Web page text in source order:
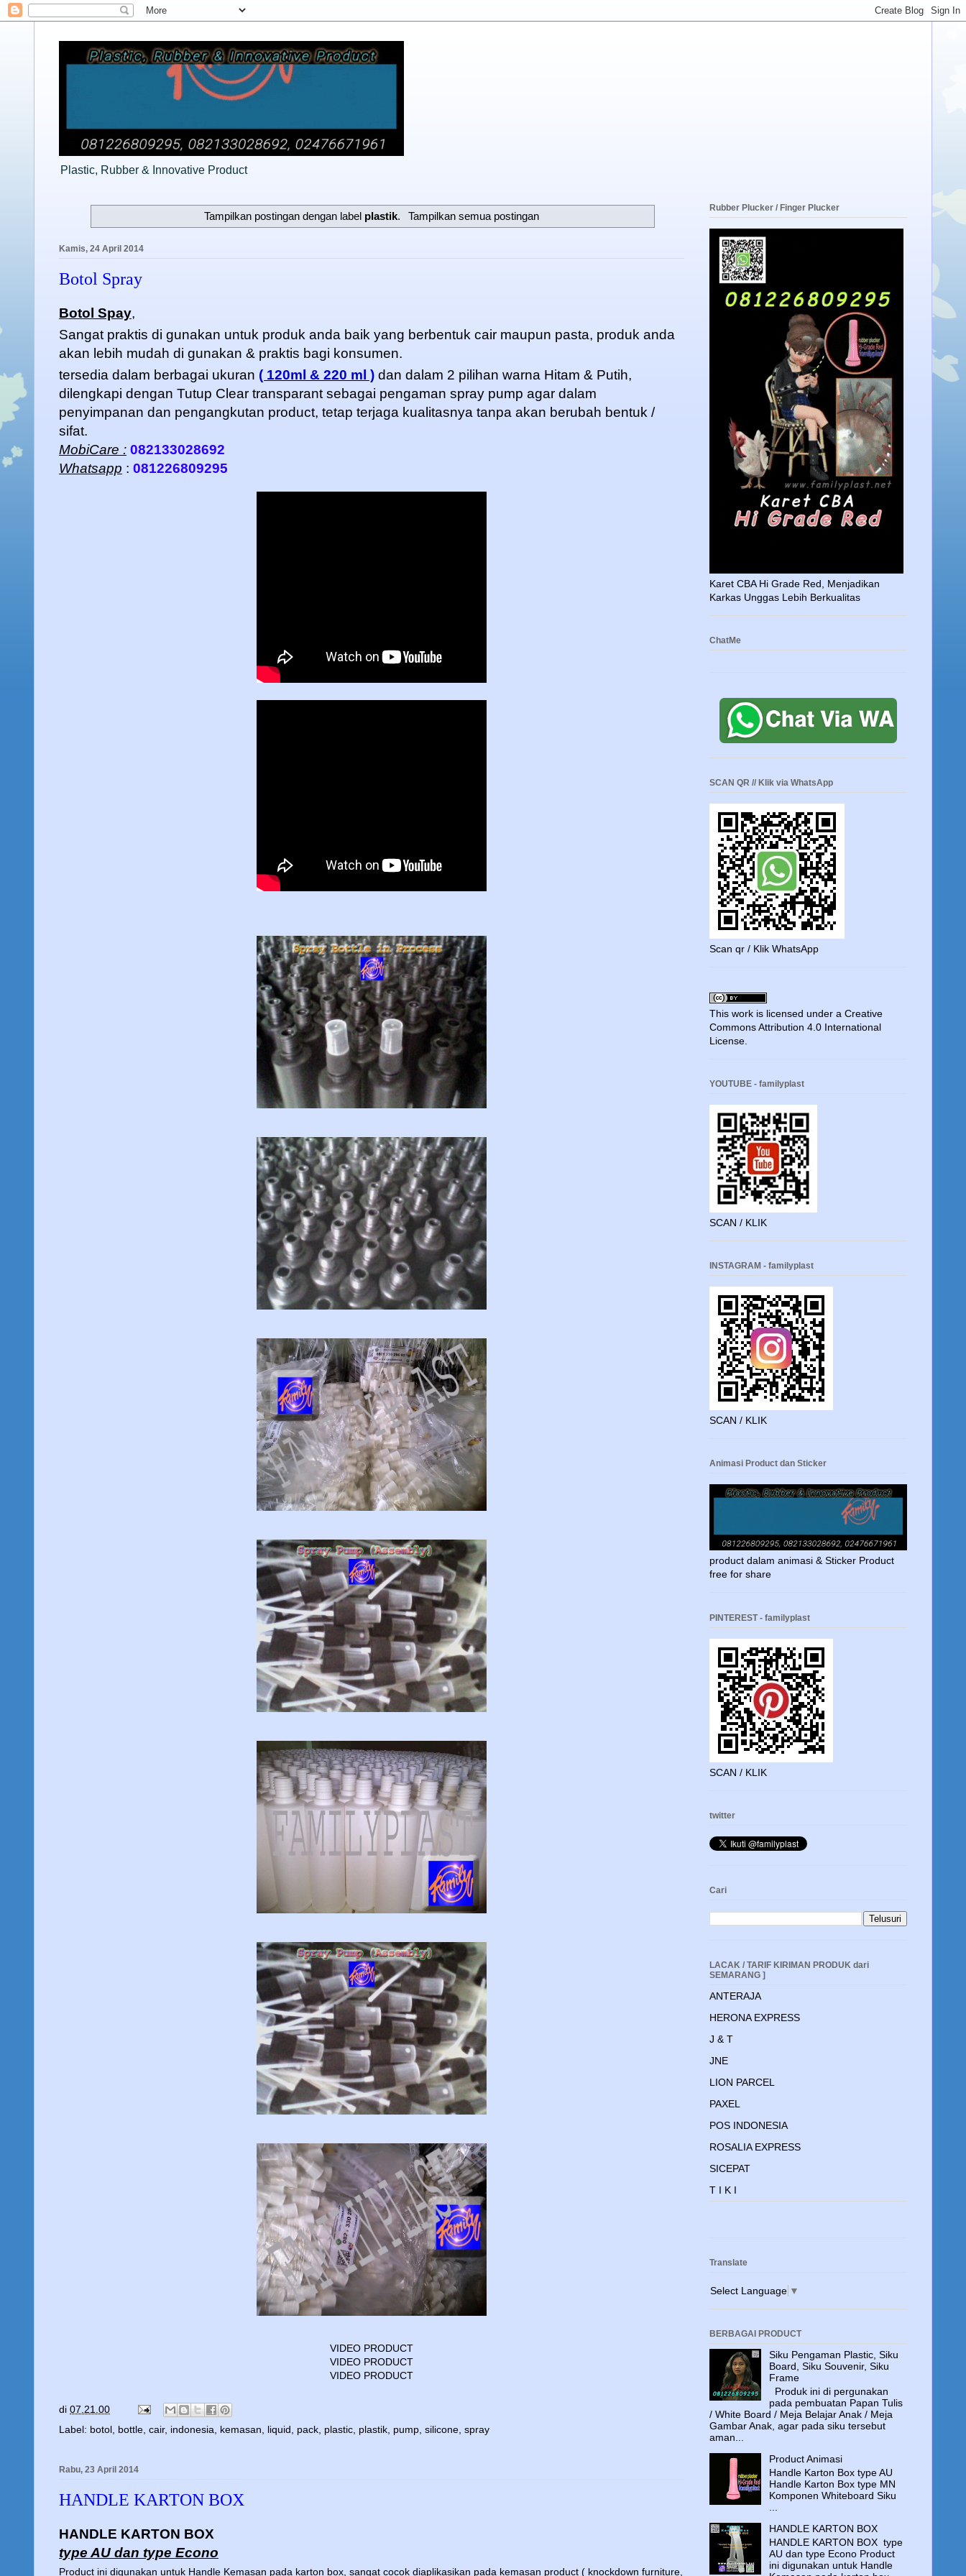
Plastic, Rubber & Innovative Product
Tampilkan postingan dengan label plastik. Tampilkan semua postingan
Kamis, 24 April 2014
Botol Spray
Botol Spay,
Sangat praktis di gunakan untuk produk anda baik yang berbentuk cair maupun pasta, produk anda
akan lebih mudah di gunakan & praktis bagi konsumen.
tersedia dalam berbagai ukuran ( 120ml & 220 ml ) dan dalam 2 pilihan warna Hitam & Putih,
dilengkapi dengan Tutup Clear transparant sebagai pengaman spray pump agar dalam
penyimpanan dan pengangkutan product, tetap terjaga kualitasnya tanpa akan berubah bentuk /
sifat.
MobiCare : 082133028692
Whatsapp : 081226809295
VIDEO PRODUCT
VIDEO PRODUCT
VIDEO PRODUCT
di 07.21.00
Label: botol, bottle, cair, indonesia, kemasan, liquid, pack, plastic, plastik, pump, silicone, spray
Rabu, 23 April 2014
HANDLE KARTON BOX
HANDLE KARTON BOX
type AU dan type Econo
Product ini digunakan untuk Handle Kemasan pada karton box, sangat cocok diaplikasikan pada kemasan product ( knockdown furniture,
Rubber Plucker / Finger Plucker
Karet CBA Hi Grade Red, Menjadikan
Karkas Unggas Lebih Berkualitas
ChatMe
SCAN QR // Klik via WhatsApp
Scan qr / Klik WhatsApp
This work is licensed under a Creative
Commons Attribution 4.0 International
License
YOUTUBE - familyplast
SCAN / KLIK
INSTAGRAM - familyplast
SCAN / KLIK
Animasi Product dan Sticker
product dalam animasi & Sticker Product
free for share
PINTEREST - familyplast
SCAN / KLIK
twitter
Cari
LACAK / TARIF KIRIMAN PRODUK dari
SEMARANG ]
ANTERAJA
HERONA EXPRESS
J & T
JNE
LION PARCEL
PAXEL
POS INDONESIA
ROSALIA EXPRESS
SICEPAT
T I K I
Translate
Select Language ▼
BERBAGAI PRODUCT
Siku Pengaman Plastic, Siku
Board, Siku Souvenir, Siku
Frame
Produk ini di pergunakan
pada pembuatan Papan Tulis
/ White Board / Meja Belajar Anak / Meja
Gambar Anak, agar pada siku tersebut
aman...
Product Animasi
Handle Karton Box type AU
Handle Karton Box type MN
Komponen Whiteboard Siku
HANDLE KARTON BOX
HANDLE KARTON BOX type
AU dan type Econo Product
ini digunakan untuk Handle